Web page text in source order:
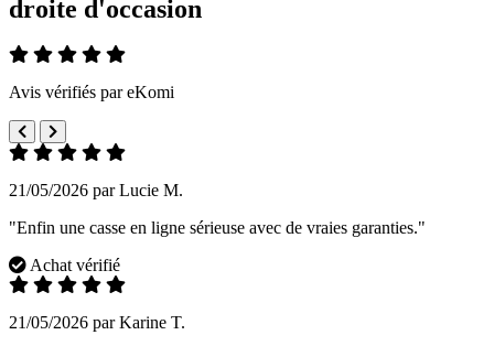
droite d'occasion
Avis vérifiés par eKomi
21/05/2026 par Lucie M.
"Enfin une casse en ligne sérieuse avec de vraies garanties."
Achat vérifié
21/05/2026 par Karine T.